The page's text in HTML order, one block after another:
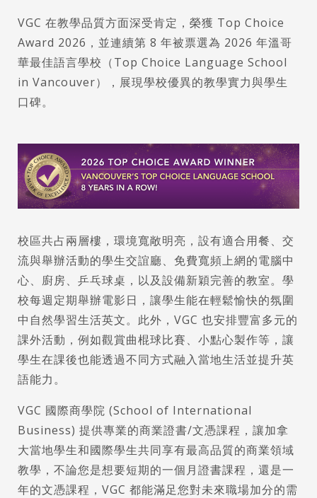
VGC 在教學品質方面深受肯定，榮獲 Top Choice
Award 2026，並連續第 8 年被票選為 2026 年溫哥
華最佳語言學校（Top Choice Language School
in Vancouver），展現學校優異的教學實力與學生
口碑。
校區共占兩層樓，環境寬敞明亮，設有適合用餐、交
流與舉辦活動的學生交誼廳、免費寬頻上網的電腦中
心、廚房、乒乓球桌，以及設備新穎完善的教室。學
校每週定期舉辦電影日，讓學生能在輕鬆愉快的氛圍
中自然學習生活英文。此外，VGC 也安排豐富多元的
課外活動，例如觀賞曲棍球比賽、小點心製作等，讓
學生在課後也能透過不同方式融入當地生活並提升英
語能力。
VGC 國際商學院 (School of International
Business) 提供專業的商業證書/文憑課程，讓加拿
大當地學生和國際學生共同享有最高品質的商業領域
教學，不論您是想要短期的一個月證書課程，還是一
年的文憑課程，VGC 都能滿足您對未來職場加分的需